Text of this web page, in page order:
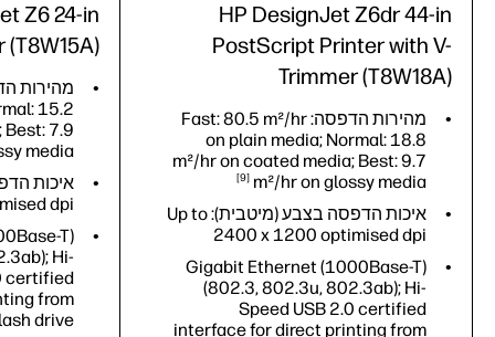
Z6 24-in
15.2
Best: 7.9
media
dpi
T)
Hi-
certified
from
drive
HP DesignJet Z6dr 44-in
PostScript Printer with V-
Trimmer (T8W18A)
מהירות הדפסה: Fast: 80.5 m²/hr
on plain media; Normal: 18.8
m²/hr on coated media; Best: 9.7
m²/hr on glossy media
9
איכות הדפסה בצבע (מיטבית): Up to
2400 x 1200 optimised dpi
Gigabit Ethernet (1000Base-T)
(802.3, 802.3u, 802.3ab); Hi-
Speed USB 2.0 certified
interface for direct printing from